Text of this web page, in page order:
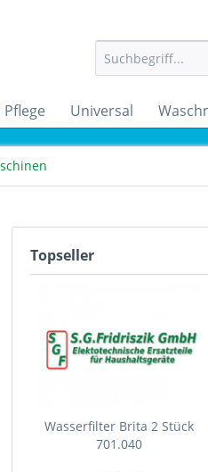
Universal
Topseller
Wasserfilter Brita 2 Stück
701.040